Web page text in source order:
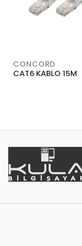
CONCORD
CAT6 KABLO 15M